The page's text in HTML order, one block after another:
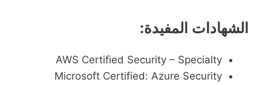
الشهادات المفيدة:
AWS Certified Security – Specialty
Microsoft Certified: Azure Security